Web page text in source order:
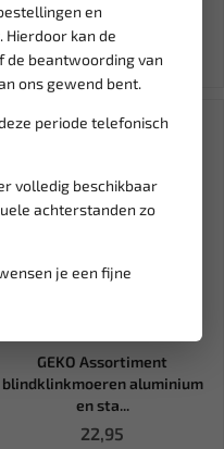
en
kan de
de beantwoording van
ons gewend bent.
periode telefonisch
volledig beschikbaar
achterstanden zo
je een fijne
Ex. btw: € 42,12
GEKO Assortiment
blindklinkmoeren aluminium
en sta...
22,95